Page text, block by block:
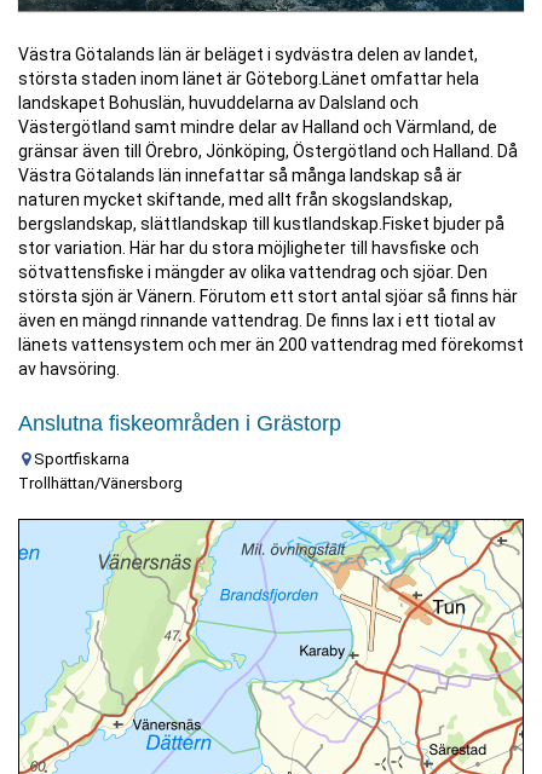
Västra Götalands län är beläget i sydvästra delen av landet,
största staden inom länet är Göteborg.Länet omfattar hela
landskapet Bohuslän, huvuddelarna av Dalsland och
Västergötland samt mindre delar av Halland och Värmland, de
gränsar även till Örebro, Jönköping, Östergötland och Halland. Då
Västra Götalands län innefattar så många landskap så är
naturen mycket skiftande, med allt från skogslandskap,
bergslandskap, slättlandskap till kustlandskap.Fisket bjuder på
stor variation. Här har du stora möjligheter till havsfiske och
sötvattensfiske i mängder av olika vattendrag och sjöar. Den
största sjön är Vänern. Förutom ett stort antal sjöar så finns här
även en mängd rinnande vattendrag. De finns lax i ett tiotal av
länets vattensystem och mer än 200 vattendrag med förekomst
av havsöring.
Anslutna fiskeområden i Grästorp
Sportfiskarna
Trollhättan/Vänersborg